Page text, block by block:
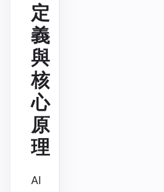
定
義
與
核
心
原
理
AI